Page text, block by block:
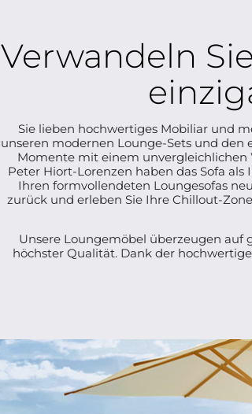
Verwandeln
Sie lieben hochwertiges Mobiliar und
unseren modernen Lounge-Sets und
Momente mit einem
Peter Hiort-Lorenzen haben das Sofa
Ihren formvollendeten Loungesofas
zurück und erleben Sie Ihre Chillout-
Unsere Loungemöbel überzeugen auf
höchster Qualität. Dank der